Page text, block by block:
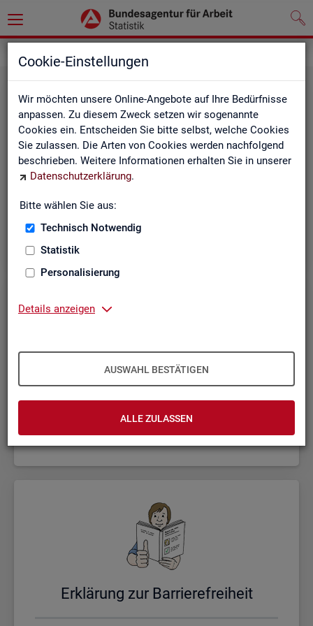
Cookie-Einstellungen
Wir möchten unsere Online-Angebote auf Ihre Bedürfnisse
anpassen. Zu diesem Zweck setzen wir sogenannte
Cookies ein. Entscheiden Sie bitte selbst, welche Cookies
Sie zulassen. Die Arten von Cookies werden nachfolgend
beschrieben. Weitere Informationen erhalten Sie in unserer
Datenschutzerklärung.
Bitte wählen Sie aus:
Technisch Notwendig
Statistik
Personalisierung
Details anzeigen
AUSWAHL BESTÄTIGEN
ALLE ZULASSEN
Er­klä­rung zur Bar­rie­re­frei­heit